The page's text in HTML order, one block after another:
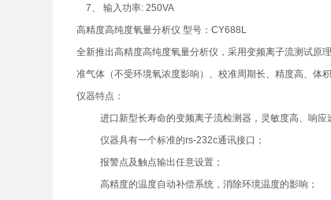
7、 输入功率: 250VA
高精度高纯度氧量分析仪 型号：CY688L
全新推出高精度高纯度氧量分析仪，采用变频离子流测试
准气体（不受环境氧浓度影响）、校准周期长、精度高、体
仪器特点：
进口新型长寿命的变频离子流检测器，灵敏度高、响应
仪器具有一个标准的rs-232c通讯接口；
报警点及触点输出任意设置；
高精度的温度自动补偿系统，消除环境温度的影响；